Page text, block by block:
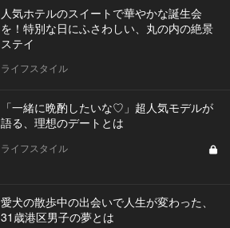
人気ホテルのスイートで華やかな誕生会
を！特別な日にふさわしい、丸の内の絶景
ステイ
ライフスタイル
「一緒に晩酌したいな♡」超人気モデルが
語る、理想のデートとは
ライフスタイル
愛犬の散歩中の出会いで人生が変わった、
31歳港区男子の夢とは